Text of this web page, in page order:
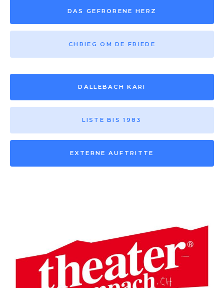
DAS GEFRORENE HERZ
CHRIEG OM DE FRIEDE
DÄLLEBACH KARI
LISTE BIS 1983
EXTERNE AUFTRITTE